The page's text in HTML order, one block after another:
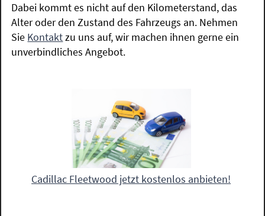
Dabei kommt es nicht auf den Kilometerstand, das
Alter oder den Zustand des Fahrzeugs an. Nehmen
Sie Kontaktzu uns auf, wir machen ihnen gerne ein
unverbindliches Angebot.
Cadillac Fleetwood jetzt kostenlos anbieten!